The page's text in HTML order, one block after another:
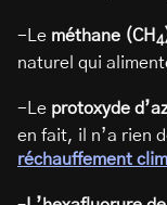
-Le méthane (CH 4
naturel qui
-Le protoxyde
en fait, il n’a rien
réchauffement